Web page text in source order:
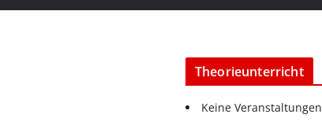
Theorieunterricht
Keine Veranstaltungen